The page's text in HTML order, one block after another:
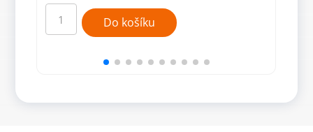
Samolepicí
krytka
20mm
(28ks/arch)
Do košíku